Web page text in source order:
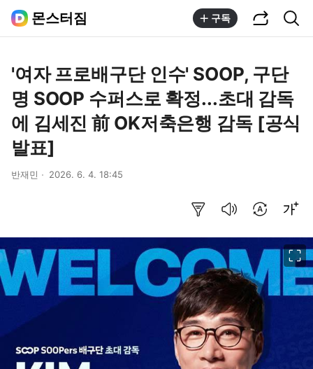
몬스터짐 구독
'여자 프로배구단 인수' SOOP, 구단
명 SOOP 수퍼스로 확정...초대 감독
에 김세진 前 OK저축은행 감독 [공식
발표]
반재민 2026. 6. 4. 18:45